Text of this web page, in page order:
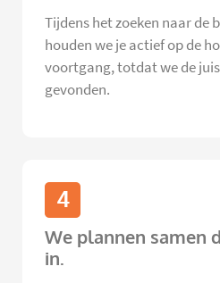
Tijdens het zoeken naar de
houden we je actief op de
voortgang, totdat we de
gevonden.
4
We plannen samen
in.